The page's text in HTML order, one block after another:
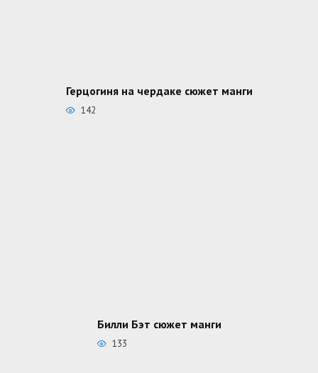
Герцогиня на чердаке сюжет манги
142
Билли Бэт сюжет манги
133